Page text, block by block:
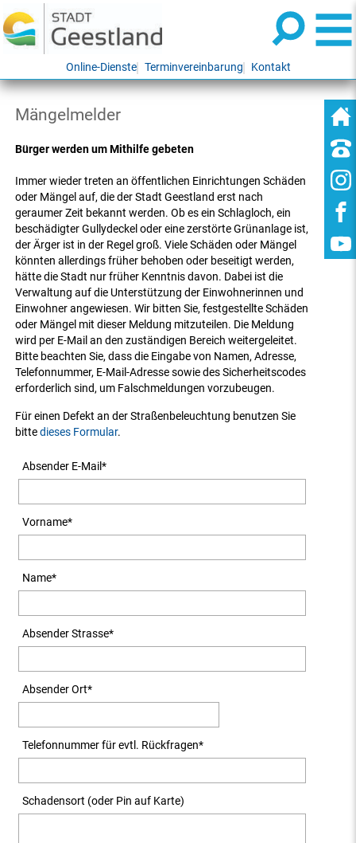
Online-Dienste Terminvereinbarung Kontakt
Mängelmelder
Bürger werden um Mithilfe gebeten
Immer wieder treten an öffentlichen Einrichtungen Schäden
oder Mängel auf, die der Stadt Geestland erst nach
geraumer Zeit bekannt werden. Ob es ein Schlagloch, ein
beschädigter Gullydeckel oder eine zerstörte Grünanlage ist,
der Ärger ist in der Regel groß. Viele Schäden oder Mängel
könnten allerdings früher behoben oder beseitigt werden,
hätte die Stadt nur früher Kenntnis davon. Dabei ist die
Verwaltung auf die Unterstützung der Einwohnerinnen und
Einwohner angewiesen. Wir bitten Sie, festgestellte Schäden
oder Mängel mit dieser Meldung mitzuteilen. Die Meldung
wird per E-Mail an den zuständigen Bereich weitergeleitet.
Bitte beachten Sie, dass die Eingabe von Namen, Adresse,
Telefonnummer, E-Mail-Adresse sowie des Sicherheitscodes
erforderlich sind, um Falschmeldungen vorzubeugen.
Für einen Defekt an der Straßenbeleuchtung benutzen Sie
bittedieses Formular.
Absender E-Mail*
Vorname*
Name*
Absender Strasse*
Absender Ort*
Telefonnummer für evtl. Rückfragen*
Schadensort (oder Pin auf Karte)